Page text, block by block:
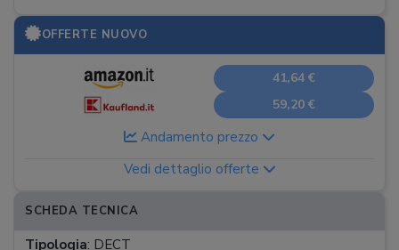
OFFERTE NUOVO
41,64 €
59,20 €
Andamento prezzo
Vedi dettaglio offerte
SCHEDA TECNICA
Tipologia: DECT